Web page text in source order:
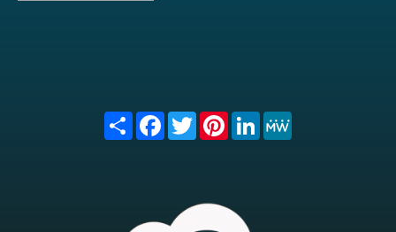
Share FacebookTwitterPinterest
LinkedIn